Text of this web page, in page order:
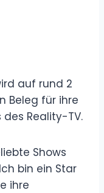
auf rund 2
Beleg für ihre
Reality-TV.
Shows
bin ein Star
ihre